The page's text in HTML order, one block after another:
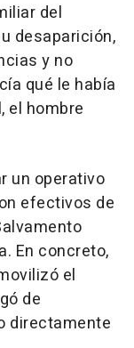
del
desaparición,
y no
qué le había
el hombre
un operativo
efectivos de
En concreto,
el
de
directamente